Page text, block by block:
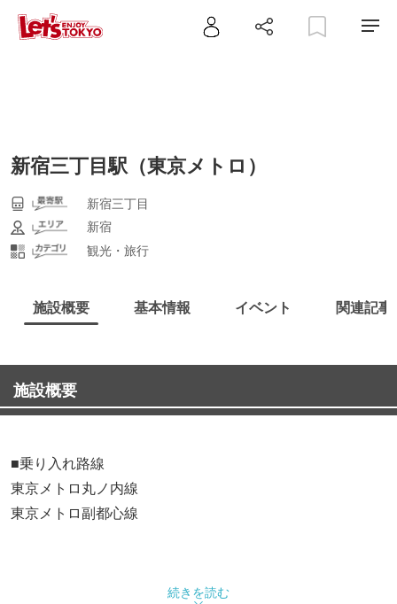
新宿三丁目駅（東京メトロ）
新宿三丁目
新宿
観光・旅行
施設概要 基本情報 イベント 関連記事
施設概要
■乗り入れ路線
東京メトロ丸ノ内線
東京メトロ副都心線
続きを読む